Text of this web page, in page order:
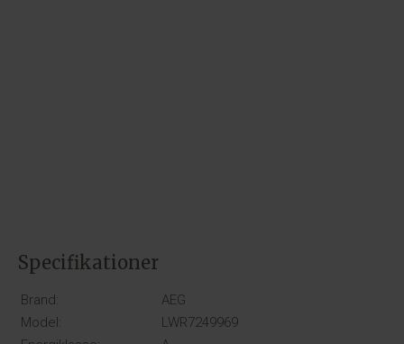
Specifikationer
Brand:
AEG
Model:
LWR7249969